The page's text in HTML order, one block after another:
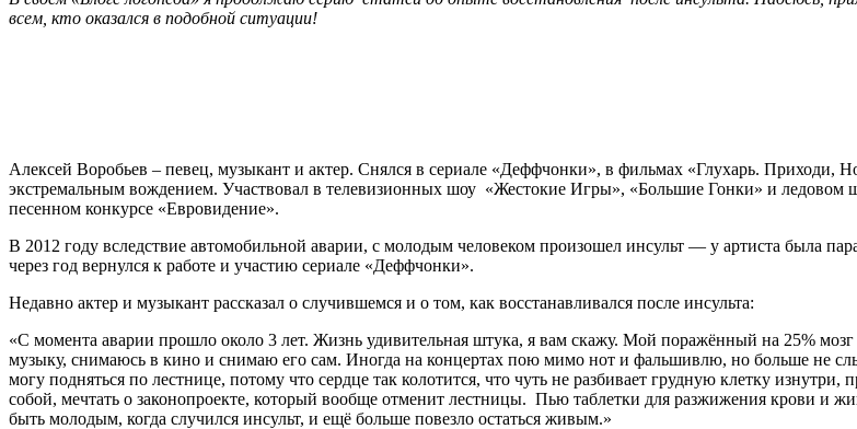
всем, кто оказался в подобной ситуации!
Алексей Воробьев – певец, музыкант и актер. Снялся в сериале «Деффчонки», в фильмах «Глухарь.
экстремальным вождением. Участвовал в телевизионных шоу «Жестокие Игры», «Большие Гонки» и ледовом
песенном конкурсе «Евровидение».
В 2012 году вследствие автомобильной аварии, с молодым человеком произошел инсульт — у артиста была
через год вернулся к работе и участию сериале «Деффчонки».
Недавно актер и музыкант рассказал о случившемся и о том, как восстанавливался после инсульта:
«С момента аварии прошло около 3 лет. Жизнь удивительная штука, я вам скажу. Мой поражённый на 25%
музыку, снимаюсь в кино и снимаю его сам. Иногда на концертах пою мимо нот и фальшивлю, но больше не
могу подняться по лестнице, потому что сердце так колотится, что чуть не разбивает грудную клетку
собой, мечтать о законопроекте, который вообще отменит лестницы. Пью таблетки для разжижения крови и
быть молодым, когда случился инсульт, и ещё больше повезло остаться живым.»